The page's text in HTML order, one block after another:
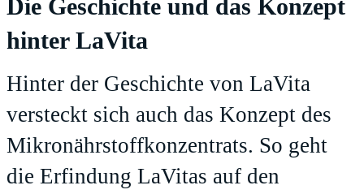
Die Geschichte und das Konzept
hinter LaVita
Hinter der Geschichte von LaVita
versteckt sich auch das Konzept des
Mikronährstoffkonzentrats. So geht
die Erfindung LaVitas auf den